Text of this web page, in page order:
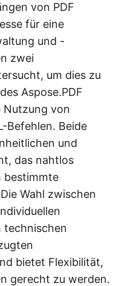
von PDF
für eine
und -
zwei
um dies zu
Aspose.PDF
Nutzung von
Befehlen. Beide
und
das nahtlos
bestimmte
Wahl zwischen
technischen
bietet Flexibilität,
gerecht zu werden.